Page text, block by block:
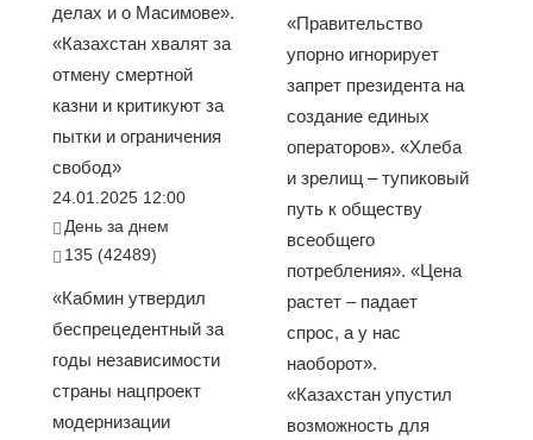
делах и о Масимове».
«Казахстан хвалят за
отмену смертной
казни и критикуют за
пытки и ограничения
свобод»
24.01.2025 12:00
День за днем
135 (42489)
«Кабмин утвердил
беспрецедентный за
годы независимости
страны нацпроект
модернизации
«Правительство
упорно игнорирует
запрет президента на
создание единых
операторов». «Хлеба
и зрелищ – тупиковый
путь к обществу
всеобщего
потребления». «Цена
растет – падает
спрос, а у нас
наоборот».
«Казахстан упустил
возможность для